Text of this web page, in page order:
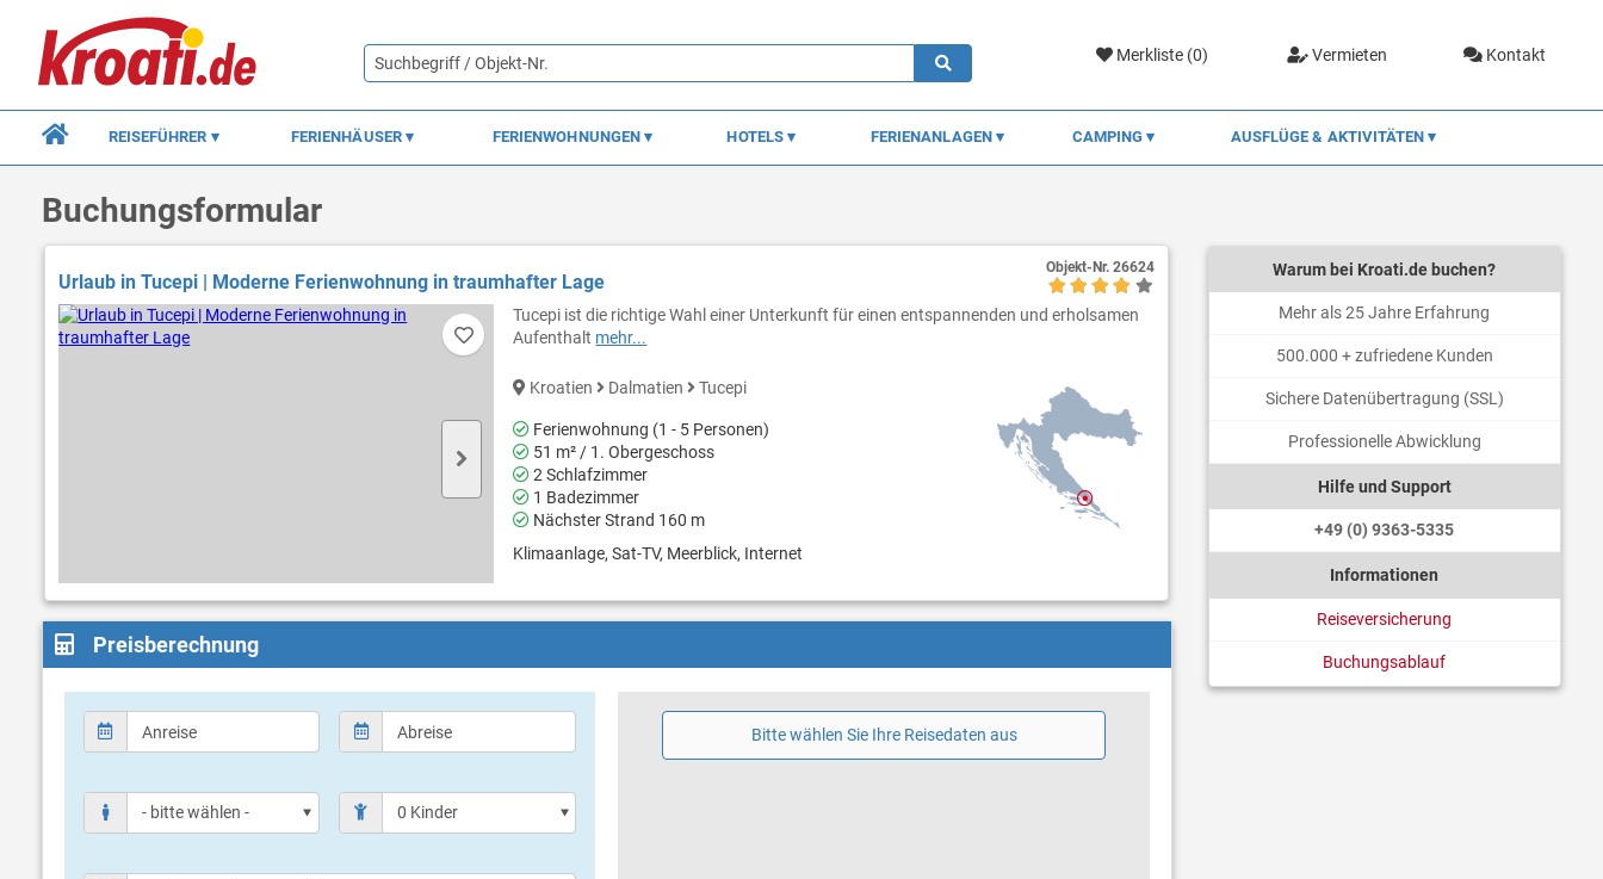
Merkliste (0) Vermieten Kontakt
REISEFÜHRER FERIENHÄUSER FERIENWOHNUNGEN HOTELS FERIENANLAGEN CAMPING AUSFLÜGE & AKTIVITÄTEN
Buchungsformular
Urlaub in Tucepi | Moderne Ferienwohnung in traumhafter Lage
Tucepi ist die richtige Wahl einer Unterkunft für einen entspannenden und erholsamen
Aufenthalt mehr...
Kroatien Dalmatien Tucepi
Ferienwohnung (1 - 5 Personen)
51 m² / 1. Obergeschoss
2 Schlafzimmer
1 Badezimmer
Nächster Strand 160 m
Klimaanlage, Sat-TV, Meerblick, Internet
Objekt-Nr.26624
Preisberechnung
Bitte wählen Sie Ihre Reisedaten aus
Warum bei Kroati.de buchen?
Mehr als 25 Jahre Erfahrung
500.000 + zufriedene Kunden
Sichere Datenübertragung (SSL)
Professionelle Abwicklung
Hilfe und Support
+49 (0) 9363-5335
Informationen
Reiseversicherung
Buchungsablauf